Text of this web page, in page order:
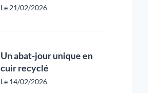
Le 21/02/2026
Un abat-jour unique en
cuir recyclé
Le 14/02/2026